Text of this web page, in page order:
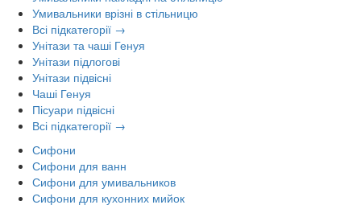
Умивальники врізні в стільницю
Всі підкатегорії →
Унітази та чаші Генуя
Унітази підлогові
Унітази підвісні
Чаші Генуя
Пісуари підвісні
Всі підкатегорії →
Сифони
Сифони для ванн
Сифони для умивальников
Сифони для кухонних мийок